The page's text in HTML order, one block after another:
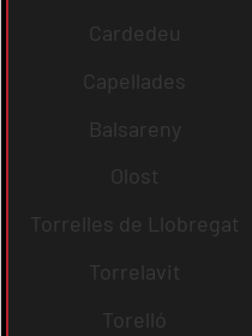
Cardedeu
Capellades
Balsareny
Olost
Torrelles de Llobregat
Torrelavit
Torelló